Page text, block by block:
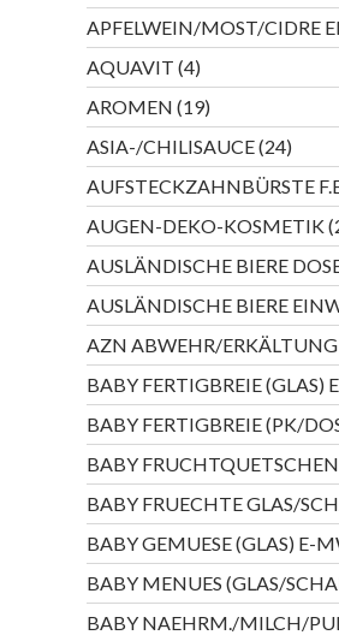
APFELWEIN/MOST/CIDRE
AQUAVIT 44
Produkte
AROMEN 1919
Produkte
ASIA-/CHILISAUCE 2424
AUFSTECKZAHNBÜRSTE
AUGEN-DEKO-KOSMETIK
AUSLÄNDISCHE BIERE
AUSLÄNDISCHE BIERE
AZN ABWEHR/
BABY FERTIGBREIE (GLAS)
BABY FERTIGBREIE (PK/
BABY FRUCHTQUETSCHEN
BABY FRUECHTE GLAS/
BABY GEMUESE (GLAS) E-
BABY MENUES (GLAS/
BABY NAEHRM./MILCH/